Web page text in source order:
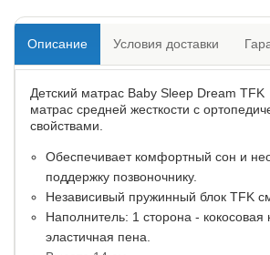
Описание Условия доставки
Детский матрас Baby Sleep Dream TFK
матрас средней жесткости с
свойствами.
Обеспечивает комфортный сон и
поддержку позвоночнику.
Независивый пружинный блок TFK
Наполнитель: 1 сторона - кокосовая
эластичная пена.